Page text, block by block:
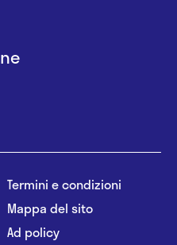
Termini e condizioni
Mappa del sito
Ad policy